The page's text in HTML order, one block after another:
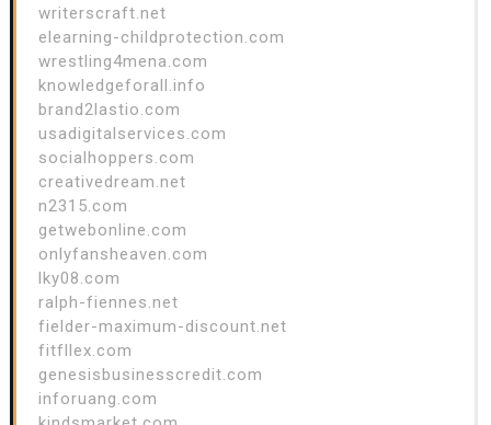
writerscraft.net
elearning-childprotection.com
wrestling4mena.com
knowledgeforall.info
brand2lastio.com
usadigitalservices.com
socialhoppers.com
creativedream.net
n2315.com
getwebonline.com
onlyfansheaven.com
lky08.com
ralph-fiennes.net
fielder-maximum-discount.net
fitfllex.com
genesisbusinesscredit.com
inforuang.com